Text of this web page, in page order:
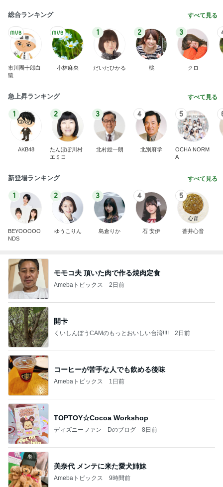
総合ランキング すべて見る
市川團十郎白
猿
小林麻央
1
だいたひかる
2
桃
3
クロ
急上昇ランキング すべて見る
1
AKB48
2
たんぽぽ川村
エミコ
3
北村総一朗
4
北別府学
5
OCHA NORM
A
新登場ランキング すべて見る
1
BEYOOOOO
NDS
2
ゆうこりん
3
島倉りか
4
石 安伊
5
蒼井心音
モモコ夫 頂いた肉で作る焼肉定食
Amebaトピックス 2日前
開卡
くいしんぼうCAMのもっとおいしい台湾!!!! 2日前
コーヒーが苦手な人でも飲める後味
Amebaトピックス 1日前
TOPTOY☆Cocoa Workshop
ディズニーファン Dのブログ 8日前
美奈代 メンテに来た愛犬姉妹
Amebaトピックス 9時間前